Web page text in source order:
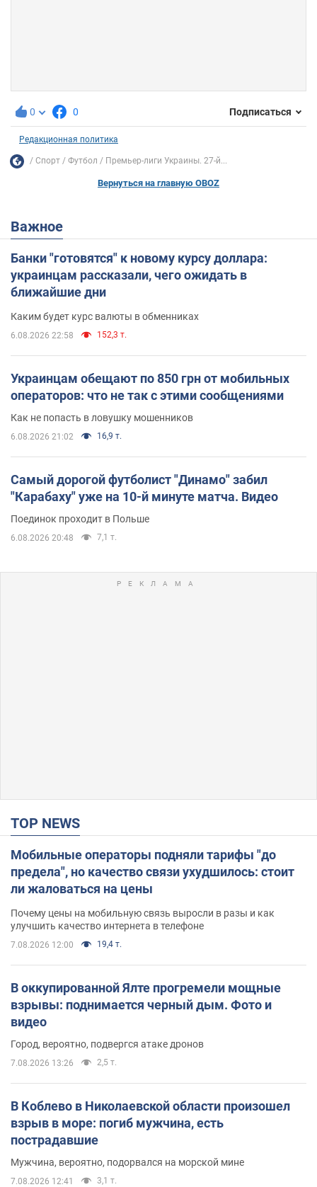
0 0 Подписаться
Редакционная политика
Спорт Футбол Премьер-лиги Украины. 27-й...
Вернуться на главную OBOZ
Важное
Банки "готовятся" к новому курсу доллара:
украинцам рассказали, чего ожидать в
ближайшие дни
Каким будет курс валюты в обменниках
6.08.2026 22:58 152,3 т.
Украинцам обещают по 850 грн от мобильных
операторов: что не так с этими сообщениями
Как не попасть в ловушку мошенников
6.08.2026 21:02 16,9 т.
Самый дорогой футболист "Динамо" забил
"Карабаху" уже на 10-й минуте матча. Видео
Поединок проходит в Польше
6.08.2026 20:48 7,1 т.
TOP NEWS
Мобильные операторы подняли тарифы "до
предела", но качество связи ухудшилось: стоит
ли жаловаться на цены
Почему цены на мобильную связь выросли в разы и как
улучшить качество интернета в телефоне
7.08.2026 12:00 19,4 т.
В оккупированной Ялте прогремели мощные
взрывы: поднимается черный дым. Фото и
видео
Город, вероятно, подвергся атаке дронов
7.08.2026 13:26 2,5 т.
В Коблево в Николаевской области произошел
взрыв в море: погиб мужчина, есть
пострадавшие
Мужчина, вероятно, подорвался на морской мине
7.08.2026 12:41 3,1 т.